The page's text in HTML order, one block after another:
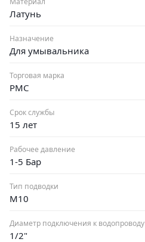
Латунь
Назначение
Для умывальника
Торговая марка
РМС
Срок службы
15 лет
Рабочее давление
1-5 Бар
Тип подводки
M10
Диаметр подключения к водопроводу
1/2"